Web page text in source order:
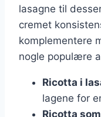
lasagne til
cremet
komplementere
nogle populære
Ricotta i
lagene for
Ricotta